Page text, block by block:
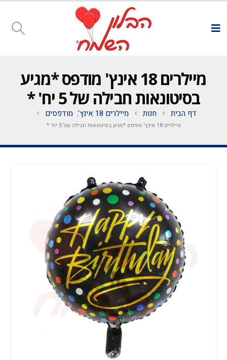
מיילרים 18 אינץ' מודפס *מגיע
בסיטונאות חבילה של 5 יח' *
דף הבית חנות מיילרים 18 אינץ' , מודפסים
מיילרים 18 אינץ' מודפס *מגיע בסיטונאות חבילה של 5 יח' *